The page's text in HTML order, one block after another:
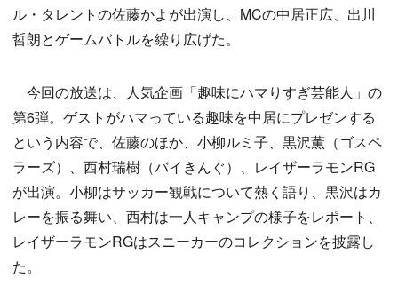
ル・タレントの佐藤かよが出演し、MCの中居正広、出川
哲朗とゲームバトルを繰り広げた。
今回の放送は、人気企画「趣味にハマりすぎ芸能人」の
第6弾。ゲストがハマっている趣味を中居にプレゼンする
という内容で、佐藤のほか、小柳ルミ子、黒沢薫（ゴスペ
ラーズ）、西村瑞樹（バイきんぐ）、レイザーラモンRG
が出演。小柳はサッカー観戦について熱く語り、黒沢はカ
レーを振る舞い、西村は一人キャンプの様子をレポート、
レイザーラモンRGはスニーカーのコレクションを披露し
た。